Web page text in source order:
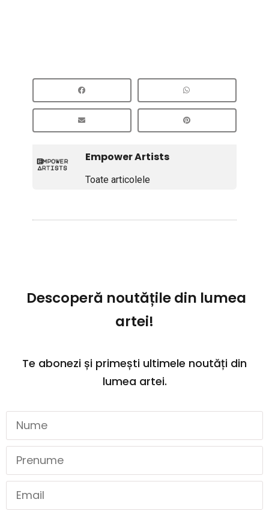
Empower Artists
Toate articolele
Descoperă noutățile din lumea
artei!
Te abonezi și primești ultimele noutăți din
lumea artei.